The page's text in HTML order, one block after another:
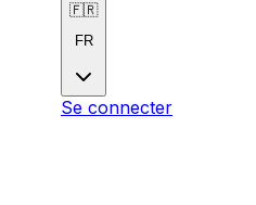
🇫🇷
FR
Se connecter